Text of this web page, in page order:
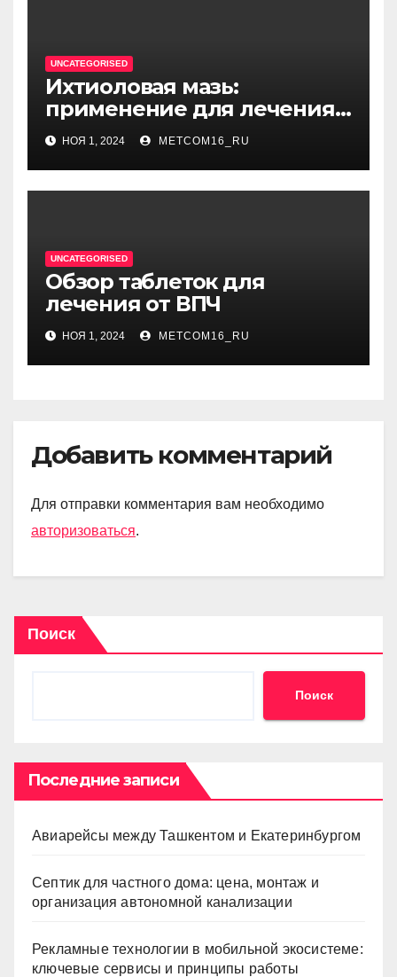
UNCATEGORISED
Ихтиоловая мазь:
применение для лечения
фурункулов
НОЯ 1, 2024 METCOM16_RU
UNCATEGORISED
Обзор таблеток для
лечения от ВПЧ
НОЯ 1, 2024 METCOM16_RU
Добавить комментарий
Для отправки комментария вам необходимо
авторизоваться.
Поиск
Поиск
Последние записи
Авиарейсы между Ташкентом и Екатеринбургом
Септик для частного дома: цена, монтаж и
организация автономной канализации
Рекламные технологии в мобильной экосистеме:
ключевые сервисы и принципы работы